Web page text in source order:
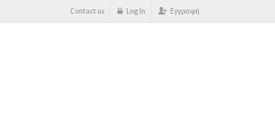
Contact us Log In Εγγραφή